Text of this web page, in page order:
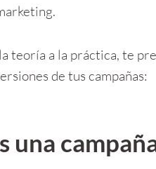
teoría a la práctica, te
de tus campañas:
una